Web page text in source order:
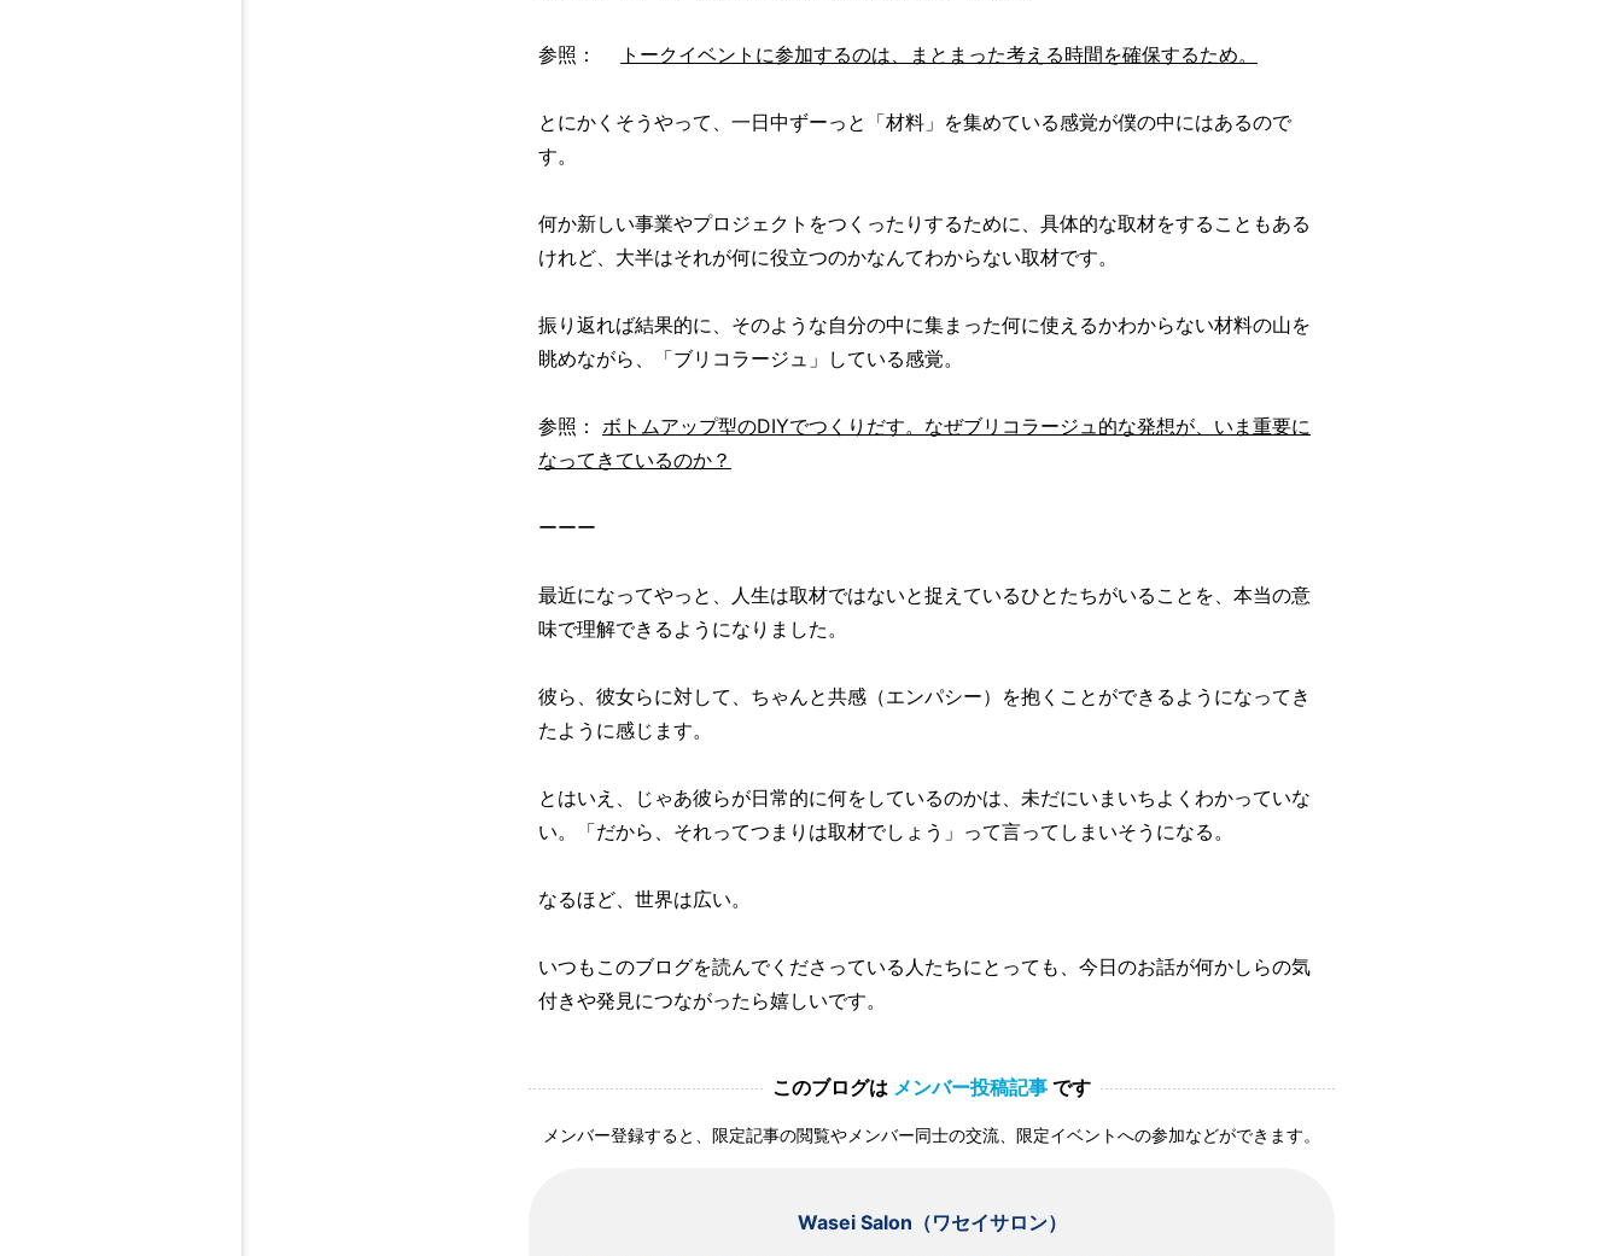
参照： トークイベントに参加するのは、まとまった考える時間を確保するため。
とにかくそうやって、一日中ずーっと「材料」を集めている感覚が僕の中にはあるので
す。
何か新しい事業やプロジェクトをつくったりするために、具体的な取材をすることもある
けれど、大半はそれが何に役立つのかなんてわからない取材です。
振り返れば結果的に、そのような自分の中に集まった何に使えるかわからない材料の山を
眺めながら、「ブリコラージュ」している感覚。
参照： ボトムアップ型のDIYでつくりだす。なぜブリコラージュ的な発想が、いま重要に
なってきているのか？
ーーー
最近になってやっと、人生は取材ではないと捉えているひとたちがいることを、本当の意
味で理解できるようになりました。
彼ら、彼女らに対して、ちゃんと共感（エンパシー）を抱くことができるようになってき
たように感じます。
とはいえ、じゃあ彼らが日常的に何をしているのかは、未だにいまいちよくわかっていな
い。「だから、それってつまりは取材でしょう」って言ってしまいそうになる。
なるほど、世界は広い。
いつもこのブログを読んでくださっている人たちにとっても、今日のお話が何かしらの気
付きや発見につながったら嬉しいです。
このブログは メンバー投稿記事 です
メンバー登録すると、限定記事の閲覧やメンバー同士の交流、限定イベントへの参加などができます。
Wasei Salon（ワセイサロン）